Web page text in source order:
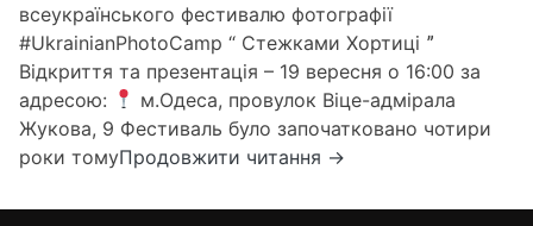
всеукраїнського фестивалю фотографії
#UkrainianPhotoCamp “ Стежками Хортиці ˮ
Відкриття та презентація – 19 вересня о 16:00 за
адресою:
м.Одеса, провулок Віце-адмірала
Жукова, 9 Фестиваль було започатковано чотири
роки томуПродовжити читання Фотовиставка
Хортиці»,
→